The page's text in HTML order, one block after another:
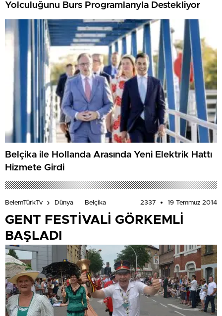
Yolculuğunu Burs Programlarıyla Destekliyor
Belçika ile Hollanda Arasında Yeni Elektrik Hattı
Hizmete Girdi
BelemTürkTv Dünya Belçika 2337 19 Temmuz 2014
GENT FESTİVALİ GÖRKEMLİ
BAŞLADI